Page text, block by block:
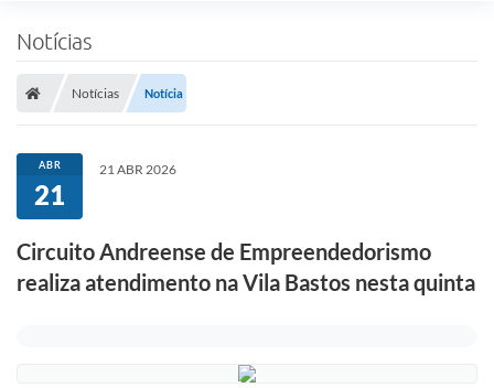
Portal de Serviços
Transparência
Ônibus
Consultar Processos
Contas Públicas
Notícias
Notícias Notícia
ABR
21
21 ABR 2026
Circuito Andreense de Empreendedorismo
realiza atendimento na Vila Bastos nesta quinta